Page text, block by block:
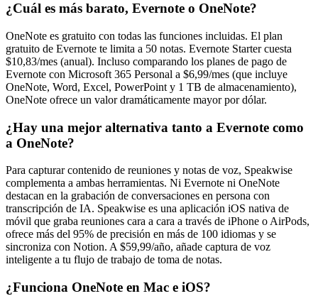
¿Cuál es más barato, Evernote o OneNote?
OneNote es gratuito con todas las funciones incluidas. El plan
gratuito de Evernote te limita a 50 notas. Evernote Starter cuesta
$10,83/mes (anual). Incluso comparando los planes de pago de
Evernote con Microsoft 365 Personal a $6,99/mes (que incluye
OneNote, Word, Excel, PowerPoint y 1 TB de almacenamiento),
OneNote ofrece un valor dramáticamente mayor por dólar.
¿Hay una mejor alternativa tanto a Evernote como
a OneNote?
Para capturar contenido de reuniones y notas de voz, Speakwise
complementa a ambas herramientas. Ni Evernote ni OneNote
destacan en la grabación de conversaciones en persona con
transcripción de IA. Speakwise es una aplicación iOS nativa de
móvil que graba reuniones cara a cara a través de iPhone o AirPods,
ofrece más del 95% de precisión en más de 100 idiomas y se
sincroniza con Notion. A $59,99/año, añade captura de voz
inteligente a tu flujo de trabajo de toma de notas.
¿Funciona OneNote en Mac e iOS?